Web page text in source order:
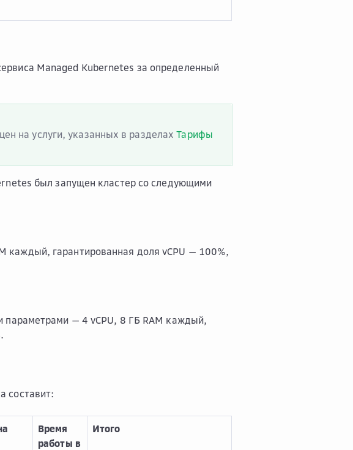
Managed Kubernetes за определенный
на услуги, указанных в разделахТарифы
был запущен кластер со следующими
каждый, гарантированная доля vCPU — 100%,
параметрами — 4 vCPU, 8 ГБ RAM каждый,
составит:
Время
работы в
Итого